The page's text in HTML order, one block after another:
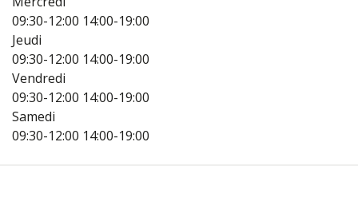
09:30-12:00 14:00-19:00
Jeudi
09:30-12:00 14:00-19:00
Vendredi
09:30-12:00 14:00-19:00
Samedi
09:30-12:00 14:00-19:00